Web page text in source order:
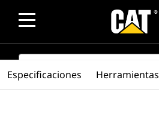
SEARCH
Especificaciones Herramientas